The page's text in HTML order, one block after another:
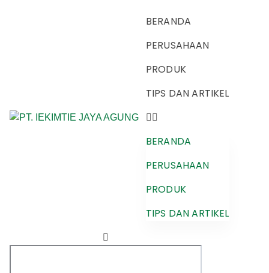
BERANDA
PERUSAHAAN
PRODUK
TIPS DAN ARTIKEL
BERANDA
PERUSAHAAN
PRODUK
TIPS DAN ARTIKEL